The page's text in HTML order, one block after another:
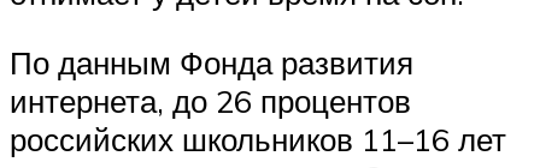
По данным Фонда развития
интернета, до 26 процентов
российских школьников 11–16 лет